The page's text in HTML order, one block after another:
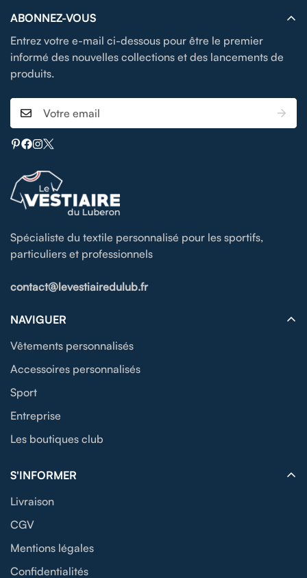
Spécialiste du textile personnalisé pour les sportifs,
particuliers et professionnels
contact@levestiairedulub.fr
NAVIGUER
Vêtements personnalisés
Accessoires personnalisés
Sport
Entreprise
Les boutiques club
S'INFORMER
Livraison
CGV
Mentions légales
Confidentialités
ABONNEZ-VOUS
Entrez votre e-mail ci-dessous pour être le premier
informé des nouvelles collections et des lancements de
produits.